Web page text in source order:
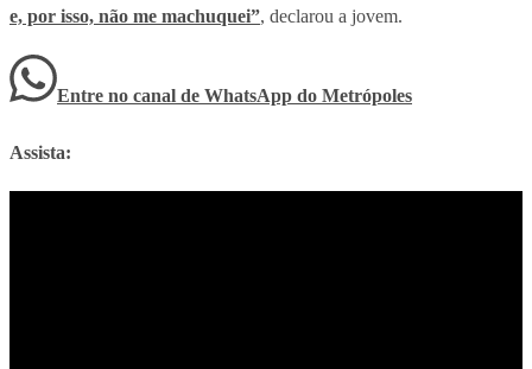
e, por isso, não me machuquei”, declarou a jovem.
Entre no canal de WhatsApp do Metrópoles
Assista: